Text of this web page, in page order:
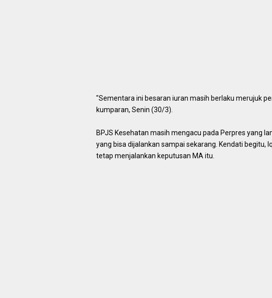
"Sementara ini besaran iuran masih berlaku merujuk
kumparan, Senin (30/3).
BPJS Kesehatan masih mengacu pada Perpres yang
yang bisa dijalankan sampai sekarang. Kendati begitu,
tetap menjalankan keputusan MA itu.